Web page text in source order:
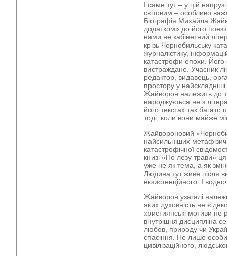
І саме тут – у цій
світовим – особливо
Біографія Михайла
додатком» до його
нами не кабінетний
крізь Чорнобильську
журналістику,
катастрофи епохи.
вистраждане. Учасник
редактор, видавець,
простору у
Жайворон належить до
народжується не з
його текстах так багато
тоді, коли вони майже
Жайвороновий
найсильніших
катастрофічної
книзі «По лезу трави»
уже не як тема, а як
Людина тут живе після
екзистенційного. І
Жайворон узагалі
яких духовність не є
християнські мотиви не
внутрішня дисципліна
любов, природу чи
спасіння. Не лише
цивілізаційного,